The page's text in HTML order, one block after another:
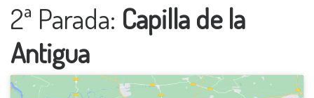
2ª Parada: Capilla de la
Antigua